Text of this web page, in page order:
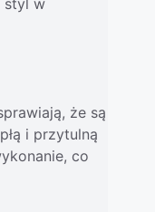
styl w
że są
i przytulną
co